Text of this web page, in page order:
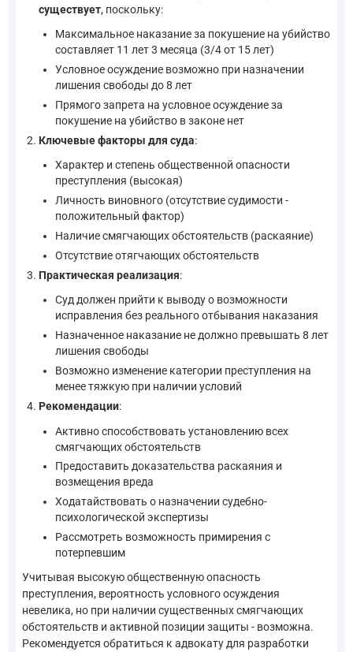
существует, поскольку:
Максимальное наказание за покушение на убийство
составляет 11 лет 3 месяца (3/4 от 15 лет)
Условное осуждение возможно при назначении
лишения свободы до 8 лет
Прямого запрета на условное осуждение за
покушение на убийство в законе нет
Ключевые факторы для суда:
Характер и степень общественной опасности
преступления (высокая)
Личность виновного (отсутствие судимости -
положительный фактор)
Наличие смягчающих обстоятельств (раскаяние)
Отсутствие отягчающих обстоятельств
Практическая реализация:
Суд должен прийти к выводу о возможности
исправления без реального отбывания наказания
Назначенное наказание не должно превышать 8 лет
лишения свободы
Возможно изменение категории преступления на
менее тяжкую при наличии условий
Рекомендации:
Активно способствовать установлению всех
смягчающих обстоятельств
Предоставить доказательства раскаяния и
возмещения вреда
Ходатайствовать о назначении судебно-
психологической экспертизы
Рассмотреть возможность примирения с
потерпевшим
Учитывая высокую общественную опасность
преступления, вероятность условного осуждения
невелика, но при наличии существенных смягчающих
обстоятельств и активной позиции защиты - возможна.
Рекомендуется обратиться к адвокату для разработки